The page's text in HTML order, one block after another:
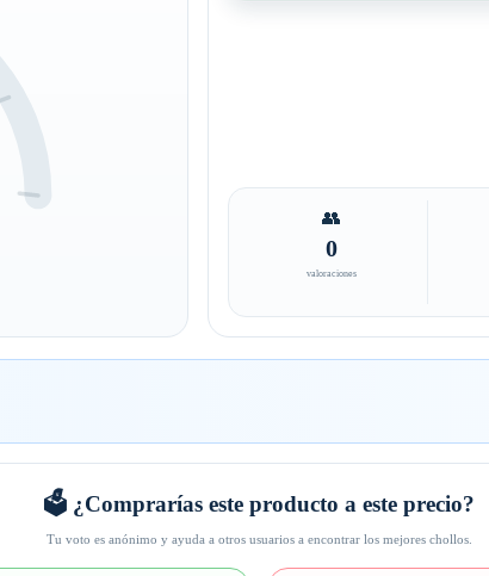
👥
0
valoraciones
🗳️ ¿Comprarías este producto a este precio?
Tu voto es anónimo y ayuda a otros usuarios a encontrar los mejores chollos.